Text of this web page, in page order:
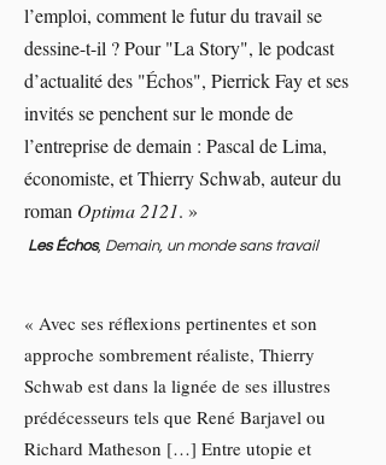
l’emploi, comment le futur du travail se
dessine-t-il ? Pour "La Story", le podcast
d’actualité des "Échos", Pierrick Fay et ses
invités se penchent sur le monde de
l’entreprise de demain : Pascal de Lima,
économiste, et Thierry Schwab, auteur du
roman Optima 2121. »
Les Échos, Demain, un monde sans travail
« Avec ses réflexions pertinentes et son
approche sombrement réaliste, Thierry
Schwab est dans la lignée de ses illustres
prédécesseurs tels que René Barjavel ou
Richard Matheson […] Entre utopie et